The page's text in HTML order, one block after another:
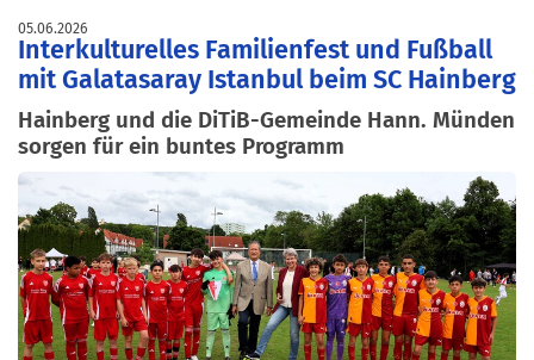
05.06.2026
Interkulturelles Familienfest und Fußball
mit Galatasaray Istanbul beim SC Hainberg
Hainberg und die DiTiB-Gemeinde Hann. Münden
sorgen für ein buntes Programm